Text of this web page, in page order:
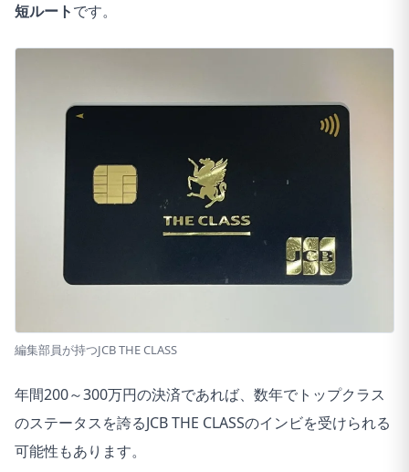
短ルートです。
編集部員が持つJCB THE CLASS
年間200～300万円の決済であれば、数年でトップクラス
のステータスを誇るJCB THE CLASSのインビを受けられる
可能性もあります。